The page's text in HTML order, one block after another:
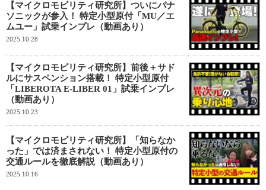
【マイクロモビリティ研究所】ついにパナ
ソニックが参入！ 特定小型原付「MU／エ
ムユー」試乗インプレ（動画あり）
2025.10.28
【マイクロモビリティ研究所】前後＋サド
ルにサスペンション搭載！ 特定小型原付
「LIBEROTA E-LIBER 01」試乗インプレ
（動画あり）
2025.10.23
【マイクロモビリティ研究所】「知らなか
った」では済まされない！ 特定小型原付の
交通ルールを徹底解説（動画あり）
2025.10.16